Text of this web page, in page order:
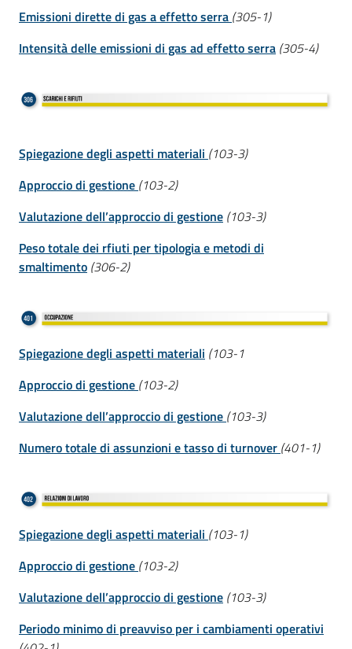
Emissioni dirette di gas a effetto serra (305-1)
Intensità delle emissioni di gas ad effetto serra (305-4)
Spiegazione degli aspetti materiali (103-3)
Approccio di gestione (103-2)
Valutazione dell’approccio di gestione (103-3)
Peso totale dei rfiuti per tipologia e metodi di
smaltimento (306-2)
Spiegazione degli aspetti materiali (103-1
Approccio di gestione (103-2)
Valutazione dell’approccio di gestione (103-3)
Numero totale di assunzioni e tasso di turnover (401-1)
Spiegazione degli aspetti materiali (103-1)
Approccio di gestione (103-2)
Valutazione dell’approccio di gestione (103-3)
Periodo minimo di preavviso per i cambiamenti operativi